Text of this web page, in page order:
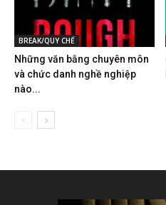
BREAK/QUY CHẾ
Những văn bằng chuyên môn
và chức danh nghề nghiệp
nào...